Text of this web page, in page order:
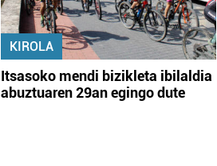
KIROLA
Itsasoko mendi bizikleta ibilaldia
abuztuaren 29an egingo dute